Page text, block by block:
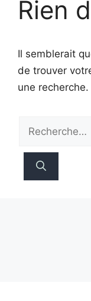
Rien
Il semblerait
de trouver
une recherche.